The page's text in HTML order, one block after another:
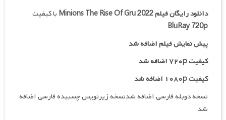
دانلود رایگان فیلمMinions The Rise Of Gru 2022 با کیفیت
BluRay 720p
پیش نمایش فیلم اضافه شد
کیفیت ۷۲۰p اضافه شد
کیفیت ۱۰۸۰p اضافه شد
نسخه دوبله فارسی اضافه شدنسخه زیرنویس چسبیده فارسی اضافه
شد